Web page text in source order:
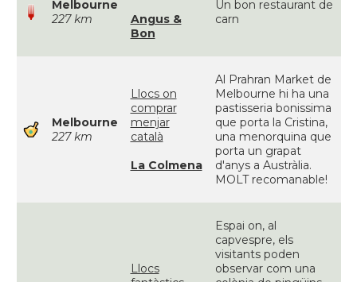
Melbourne
227 km
Angus &
Bon
Un bon restaurant de
carn
Melbourne
227 km
Llocs on
comprar
menjar
català
La Colmena
Al Prahran Market de
Melbourne hi ha una
pastisseria bonissima
que porta la Cristina,
una menorquina que
porta un grapat
d'anys a Austràlia.
MOLT recomanable!
Llocs
Espai on, al
capvespre, els
visitants poden
observar com una